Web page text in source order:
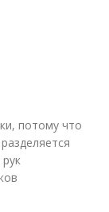
потому что